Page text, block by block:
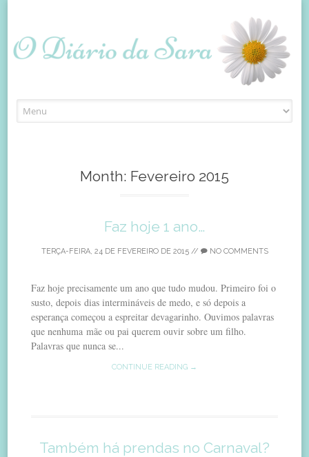
to
Month: Fevereiro 2015
Faz hoje 1 ano…
TERÇA-FEIRA, 24 DE FEVEREIRO DE 2015// NO COMMENTS
Faz hoje precisamente um ano que tudo mudou. Primeiro foi o
susto, depois dias intermináveis de medo, e só depois a
esperança começou a espreitar devagarinho. Ouvimos palavras
que nenhuma mãe ou pai querem ouvir sobre um filho.
Palavras que nunca se...
CONTINUE READING →
Também há prendas no Carnaval?